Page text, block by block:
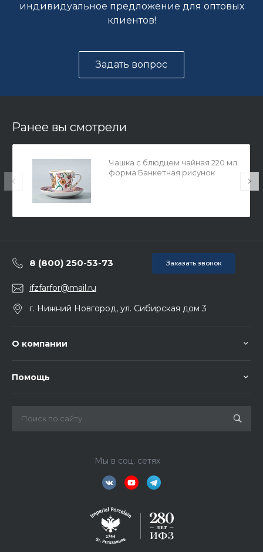
индивидуальное предложение для оптовых
клиентов!
Задать вопрос
Ранее вы смотрели
Чашка с блюдцем чайная 220 мл
форма Банкетная рисунок
8 (800) 250-53-73 Заказать звонок
ifzfarfor@mail.ru
г. Нижний Новгород, ул. Сибирская дом 3
О компании
Помощь
Мы в соц. сетях